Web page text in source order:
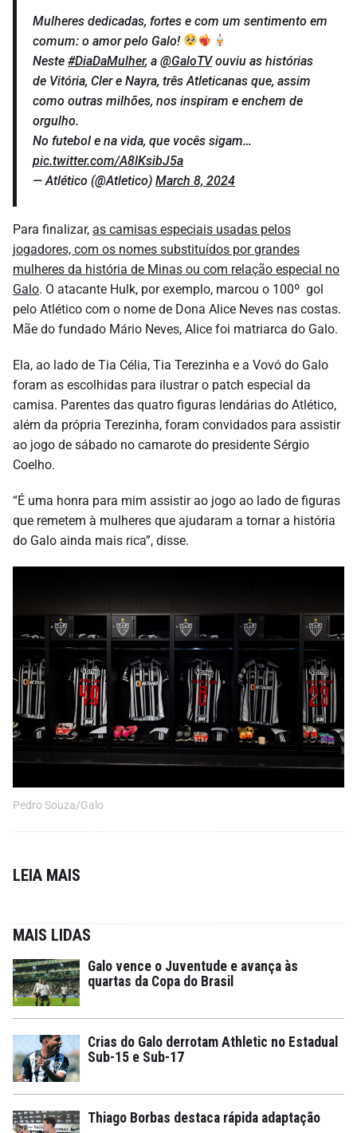
Mulheres dedicadas, fortes e com um sentimento em
comum: o amor pelo Galo!
Neste #DiaDaMulher, a @GaloTVouviu as histórias
de Vitória, Cler e Nayra, três Atleticanas que, assim
como outras milhões, nos inspiram e enchem de
orgulho.
No futebol e na vida, que vocês sigam…
pic.twitter.com/A8lKsibJ5a
— Atlético (@Atletico) March 8, 2024
Para finalizar, as camisas especiais usadas pelos
jogadores, com os nomes substituídos por grandes
mulheres da história de Minas ou com relação especial no
Galo. O atacante Hulk, por exemplo, marcou o 100º gol
pelo Atlético com o nome de Dona Alice Neves nas costas.
Mãe do fundado Mário Neves, Alice foi matriarca do Galo.
Ela, ao lado de Tia Célia, Tia Terezinha e a Vovó do Galo
foram as escolhidas para ilustrar o patch especial da
camisa. Parentes das quatro figuras lendárias do Atlético,
além da própria Terezinha, foram convidados para assistir
ao jogo de sábado no camarote do presidente Sérgio
Coelho.
“É uma honra para mim assistir ao jogo ao lado de figuras
que remetem à mulheres que ajudaram a tornar a história
do Galo ainda mais rica”, disse.
Pedro Souza/Galo
LEIA MAIS
MAIS LIDAS
Galo vence o Juventude e avança às
quartas da Copa do Brasil
Crias do Galo derrotam Athletic no Estadual
Sub-15 e Sub-17
Thiago Borbas destaca rápida adaptação